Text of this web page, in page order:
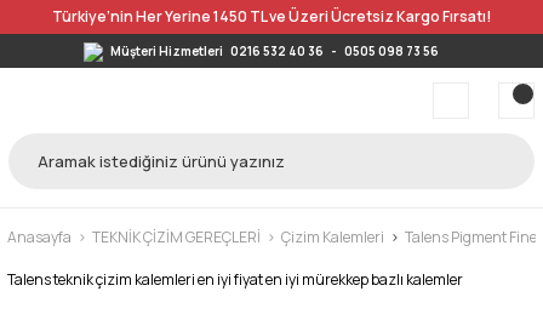
Türkiye’nin Her Yerine 1450 TL ve Üzeri Ücretsiz Kargo Fırsatı!
Müşteri Hizmetleri 0216 532 40 36 - 0505 098 73 56
Anasayfa TEKNİK ÇİZİM GEREÇLERİ Çizim Kalemleri Talens Pigment
Talens teknik çizim kalemleri en iyi fiyat en iyi mürekkep bazlı kalemler